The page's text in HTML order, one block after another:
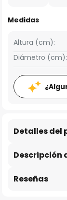
Medidas
Altura (cm):
Diámetro (cm):
Descripción
Detalles del
Reseñas